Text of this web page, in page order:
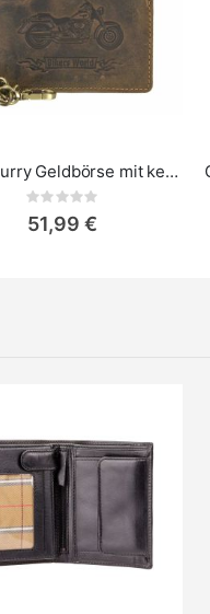
GreenBurry Geldbörse mit kette Vintage Leder Bike
Rating:
51,99 €